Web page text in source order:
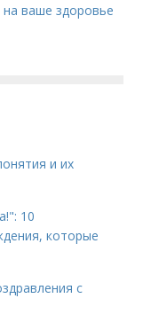
ваше здоровье
и их
10
которые
с